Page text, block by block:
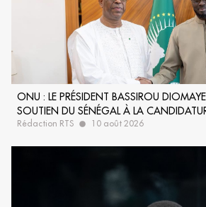
ONU : LE PRÉSIDENT BASSIROU
SOUTIEN DU SÉNÉGAL À LA
Rédaction RTS 10 août 2026